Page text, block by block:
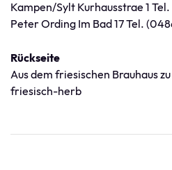
Kampen/Sylt Kurhausstrae 1
Peter Ording Im Bad 17 Tel.
Rückseite
Aus dem friesischen Brauhaus
friesisch-herb